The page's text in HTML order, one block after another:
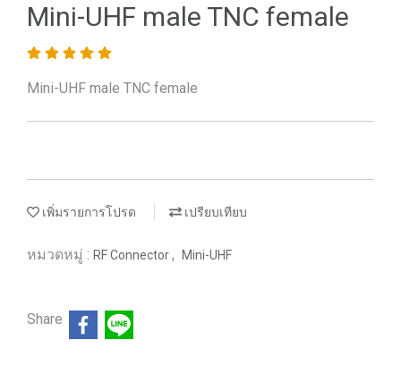
Mini-UHF male TNC female
Mini-UHF male TNC female
เพิ่มรายการโปรด เปรียบเทียบ
หมวดหมู่ : RF Connector, Mini-UHF
Share